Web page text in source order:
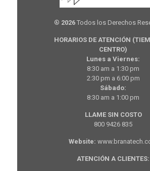
® 2026 Todos los Derechos
HORARIOS DE ATENCIÓN
CENTRO)
Lunes a Viernes:
8:30 am a 1:30 pm
2:30 pm a 6:00 pm
Sábado:
8:30 am a 1:00 pm
LLAME SIN COSTO
800 9426 835
Website:
ATENCIÓN A CLIENTES: